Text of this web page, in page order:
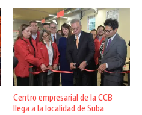
Centro empresarial de la CCB
llega a la localidad de Suba